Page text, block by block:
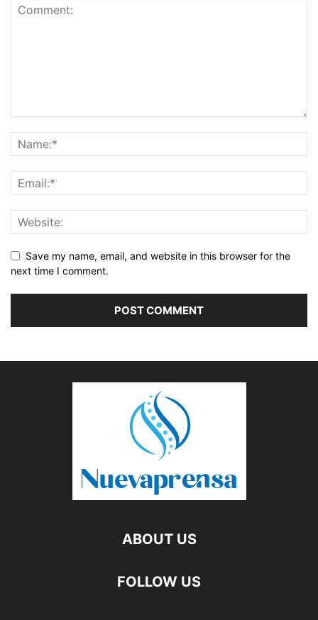
Save my name, email, and website in this browser for the
next time I comment.
ABOUT US
FOLLOW US